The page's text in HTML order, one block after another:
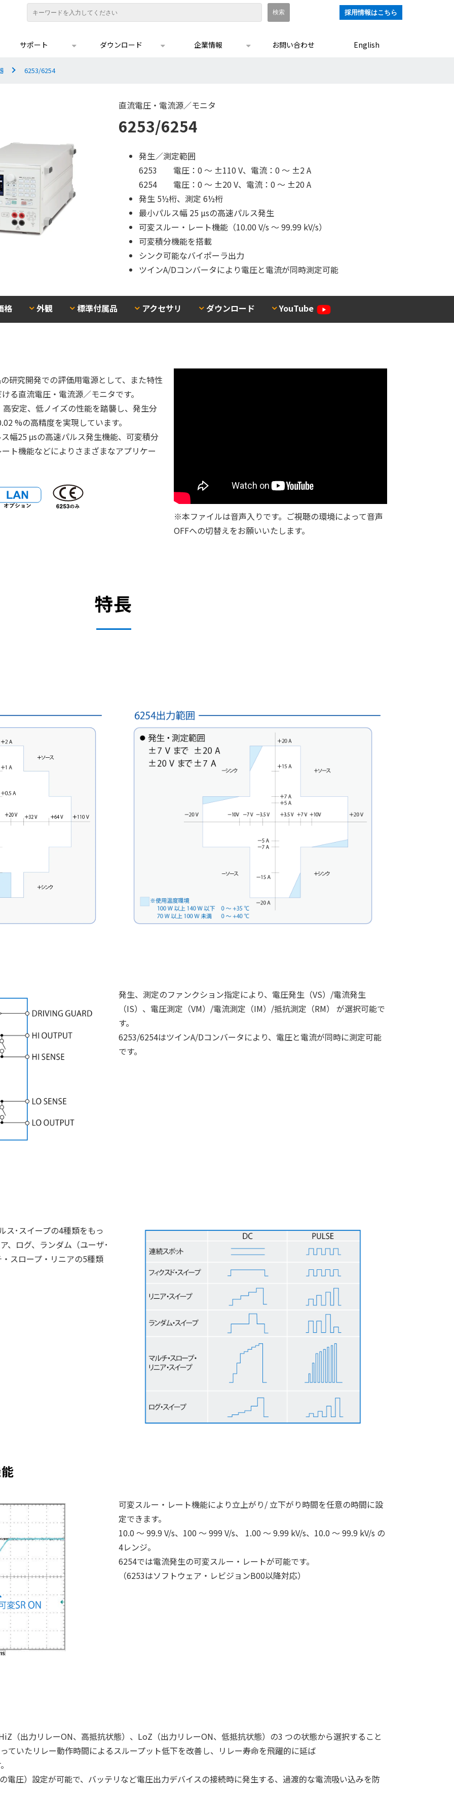
採用情報はこちら
サポート ダウンロード 企業情報 お問い合わせ English
6253/6254
直流電圧・電流源／モニタ
6253/6254
発生／測定範囲
6253 電圧：0 ～ ±110 V、電流：0 ～ ±2 A
6254 電圧：0 ～ ±20 V、電流：0 ～ ±20 A
発生 5½桁、測定 6½桁
最小パルス幅 25 µsの高速パルス発生
可変スルー・レート機能（10.00 V/s ～ 99.99 kV/s）
可変積分機能を搭載
シンク可能なバイポーラ出力
ツインA/Dコンバータにより電圧と電流が同時測定可能
格 外観 標準付属品 アクセサリ ダウンロード YouTube
研究開発での評価用電源として、また特性
る直流電圧・電流源／モニタです。
安定、低ノイズの性能を踏襲し、発生分
%の高精度を実現しています。
幅25 μsの高速パルス発生機能、可変積分
ト機能などによりさまざまなアプリケー
※本ファイルは音声入りです。ご視聴の環境によって音声
OFFへの切替えをお願いいたします。
特長
発生、測定のファンクション指定により、電圧発生（VS）/電流発生
（IS）、電圧測定（VM）/電流測定（IM）/抵抗測定（RM） が選択可能で
す。
6253/6254はツインA/Dコンバータにより、電圧と電流が同時に測定可能
です。
ス･スイープの4種類をもっ
、ログ、ランダム（ユーザ･
スロープ・リニアの5種類
可変スルー・レート機能により立上がり/ 立下がり時間を任意の時間に設
定できます。
10.0 ～ 99.9 V/s、100 ～ 999 V/s、 1.00 ～ 9.99 kV/s、10.0 ～ 99.9 kV/s の
4レンジ。
6254では電流発生の可変スルー・レートが可能です。
（6253はソフトウェア・レビジョンB00以降対応）
（出力リレーON、高抵抗状態）、LoZ（出力リレーON、低抵抗状態）の3 つの状態から選択すること
ていたリレー動作時間によるスループット低下を改善し、リレー寿命を飛躍的に延ば
電圧）設定が可能で、バッテリなど電圧出力デバイスの接続時に発生する、過渡的な電流吸い込みを防